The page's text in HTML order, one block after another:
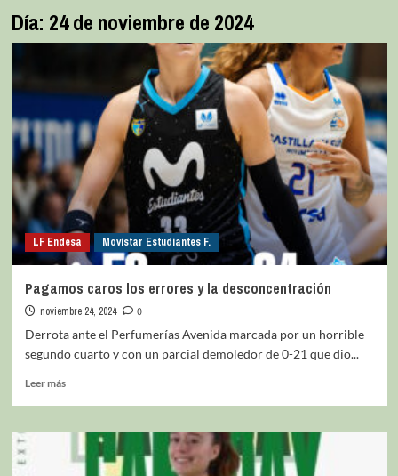
Día: 24 de noviembre de 2024
LF Endesa Movistar Estudiantes F.
Pagamos caros los errores y la desconcentración
noviembre 24, 2024
0
Derrota ante el Perfumerías Avenida marcada por un horrible
segundo cuarto y con un parcial demoledor de 0-21 que dio...
Leer más